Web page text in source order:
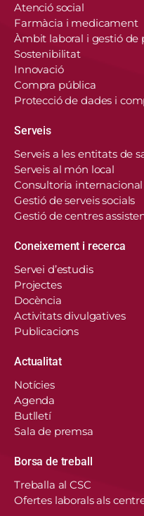
de Catalunya fa
tercers per recordar
Atenció social
Farmàcia i medicament
Àmbit laboral i gestió de
Sostenibilitat
Innovació
Compra pública
Protecció de dades i
Serveis
Serveis a les entitats de
Serveis al món local
Consultoria internacional
Gestió de serveis socials
Gestió de centres
Coneixement i recerca
Servei d’estudis
Projectes
Docència
Activitats divulgatives
Publicacions
Actualitat
Notícies
Agenda
Butlletí
Sala de premsa
Borsa de treball
Treballa al CSC
Ofertes laborals als